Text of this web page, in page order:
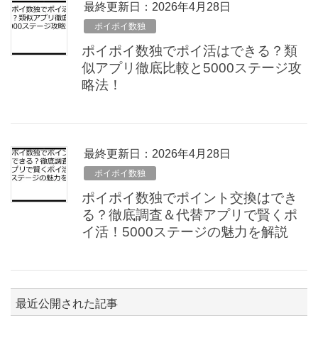
最終更新日：2026年4月28日
ポイポイ数独
ポイポイ数独でポイ活はできる？類
似アプリ徹底比較と5000ステージ攻
略法！
最終更新日：2026年4月28日
ポイポイ数独
ポイポイ数独でポイント交換はでき
る？徹底調査＆代替アプリで賢くポ
イ活！5000ステージの魅力を解説
最近公開された記事